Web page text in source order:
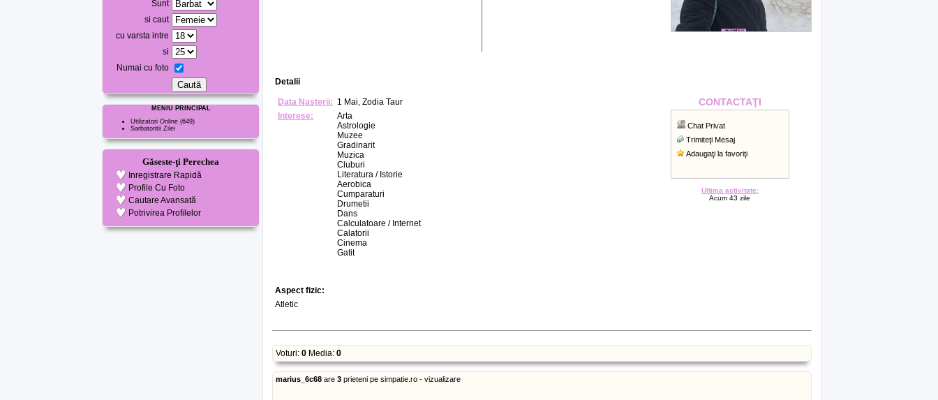
Sunt
si caut
cu varsta intre
si
Numai cu foto
MENIU PRINCIPAL
Utilizatori Online (649)
Sarbatoritii Zilei
Găseste-ţi Perechea
Inregistrare Rapidă
Profile Cu Foto
Cautare Avansată
Potrivirea Profilelor
Detalii
Data Nasterii: 1 Mai, Zodia Taur
Interese:
Arta
Astrologie
Muzee
Gradinarit
Muzica
Cluburi
Literatura / Istorie
Aerobica
Cumparaturi
Drumetii
Dans
Calculatoare / Internet
Calatorii
Cinema
Gatit
CONTACTAŢI
Chat Privat
Trimiteţi Mesaj
Adaugaţi la favoriţi
Ultima activitate:
Acum 43 zile
Aspect fizic:
Atletic
Voturi: 0 Media: 0
marius_6c68 are 3 prieteni pe simpatie.ro - vizualizare